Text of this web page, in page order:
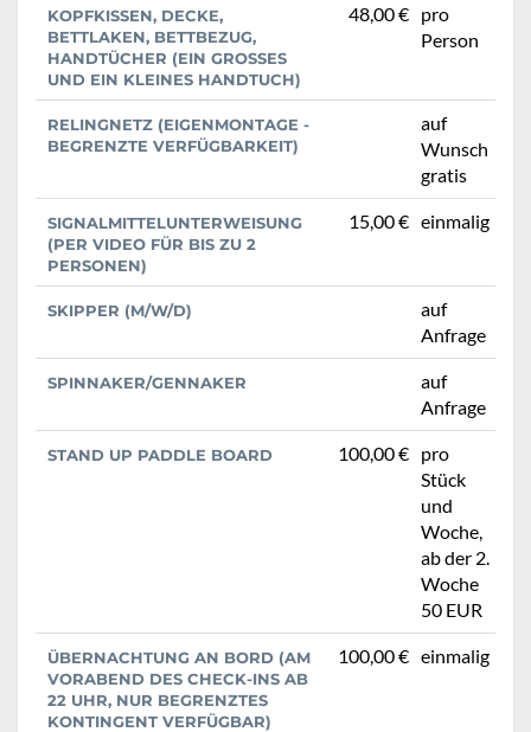
KOPFKISSEN, DECKE,
BETTLAKEN, BETTBEZUG,
HANDTÜCHER (EIN GROSSES U
ND EIN KLEINES HANDTUCH)
48,00 € pro
Person
RELINGNETZ (EIGENMONTAGE -
BEGRENZTE VERFÜGBARKEIT)
auf
Wunsch
gratis
SIGNALMITTELUNTERWEISUNG
(PER VIDEO FÜR BIS ZU 2
PERSONEN)
15,00 € einmalig
SKIPPER (M/W/D)
auf
Anfrage
SPINNAKER/GENNAKER
auf
Anfrage
STAND UP PADDLE BOARD 100,00 € pro
Stück
und
Woche,
ab der 2.
Woche
50 EUR
ÜBERNACHTUNG AN BORD (AM
VORABEND DES CHECK-INS AB
22 UHR, NUR BEGRENZTES
KONTINGENT VERFÜGBAR)
100,00 € einmalig